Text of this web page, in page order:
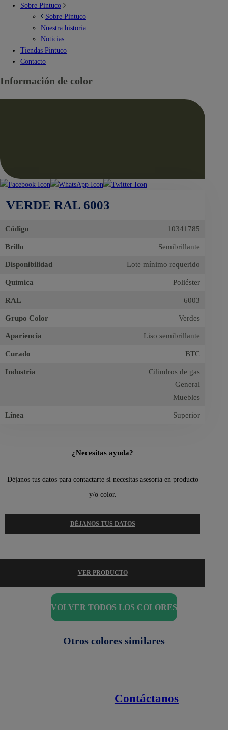
Sobre Pintuco
Sobre Pintuco
Nuestra historia
Noticias
Tiendas Pintuco
Contacto
Información de color
VERDE RAL 6003
Código 10341785
Brillo Semibrillante
Disponibilidad Lote mínimo requerido
Química Poliéster
RAL 6003
Grupo Color Verdes
Apariencia Liso semibrillante
Curado BTC
Industria
Cilindros de gas
General
Muebles
Línea Superior
¿Necesitas ayuda?
Déjanos tus datos para contactarte si necesitas asesoría en producto
y/o color.
DÉJANOS TUS DATOS
VER PRODUCTO
VOLVER TODOS LOS COLORES
Otros colores similares
Contáctanos